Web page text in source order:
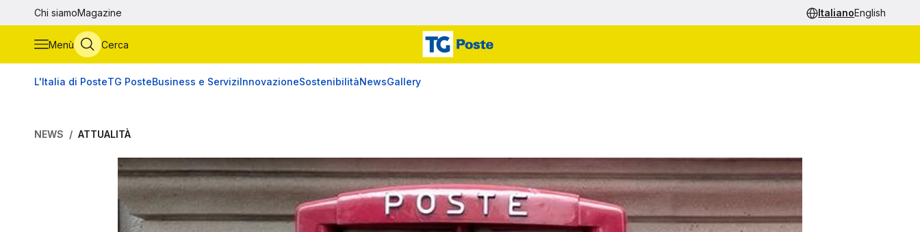
Vai al contenuto principale
Chi siamoMagazine ItalianoEnglish
Menù Cerca
L'Italia di PosteTG PosteBusiness e ServiziInnovazioneSostenibilitàNewsGallery
NEWS ATTUALITÀ